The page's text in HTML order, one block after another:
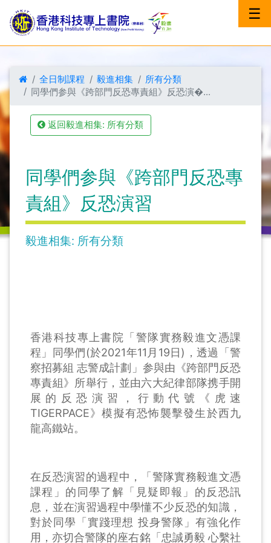
☰
全日制課程 毅進相集
所有分類
同學們参與《跨部門反恐專責組》反恐演�...
返回毅進相集: 所有分類
同學們参與《跨部門反恐專
責組》反恐演習
毅進相集: 所有分類
香港科技專上書院「警隊實務毅進文憑課
程」同學們(於2021年11月19日)，透過「警
察招募組 志警成計劃」参與由《跨部門反恐
專責組》所舉行，並由六大紀律部隊携手開
展的反恐演習，行動代號《虎速
TIGERPACE》模擬有恐怖襲擊發生於西九
龍高鐵站。
在反恐演習的過程中，「警隊實務毅進文憑
課程」的同學了解「見疑即報」的反恐訊
息，並在演習過程中學懂不少反恐的知識，
對於同學「實踐理想 投身警隊」有強化作
用，亦切合警隊的座右銘「忠誠勇毅 心繫社